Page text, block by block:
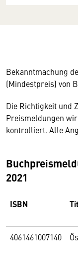
Bekanntmachung
(Mindestpreis) von
Die Richtigkeit und
Preismeldungen
kontrolliert. Alle
2021
ISBN
4061461007140